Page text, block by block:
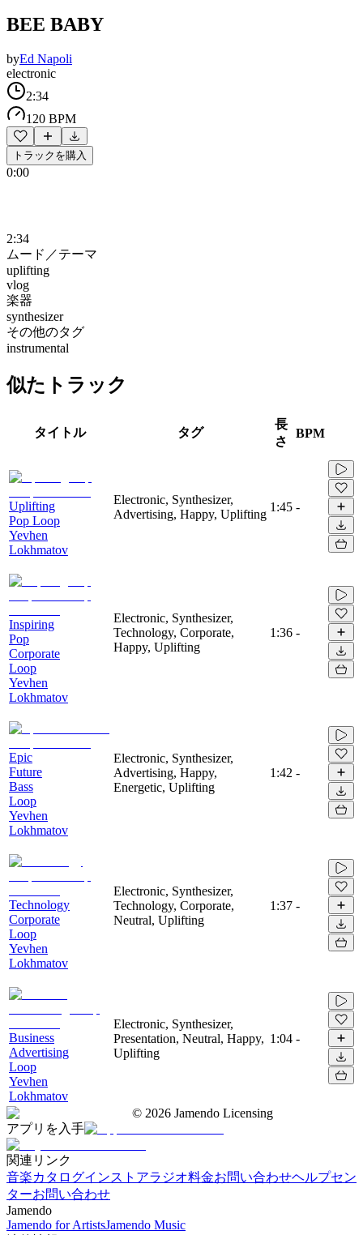
BEE BABY
byEd Napoli
electronic
2:34
120 BPM
トラックを購入
0:00
2:34
ムード／テーマ
uplifting
vlog
楽器
synthesizer
その他のタグ
instrumental
似たトラック
タイトル タグ
長
さ
BPM
Uplifting
Pop Loop
Yevhen
Lokhmatov
Electronic, Synthesizer,
Advertising, Happy, Uplifting
1:45 -
Inspiring
Pop
Corporate
Loop
Yevhen
Lokhmatov
Electronic, Synthesizer,
Technology, Corporate,
Happy, Uplifting
1:36 -
Epic
Future
Bass
Loop
Yevhen
Lokhmatov
Electronic, Synthesizer,
Advertising, Happy,
Energetic, Uplifting
1:42 -
Technology
Corporate
Loop
Yevhen
Lokhmatov
Electronic, Synthesizer,
Technology, Corporate,
Neutral, Uplifting
1:37 -
Business
Advertising
Loop
Yevhen
Lokhmatov
Electronic, Synthesizer,
Presentation, Neutral, Happy,
Uplifting
1:04 -
© 2026 Jamendo Licensing
アプリを入手
関連リンク
音楽カタログインストアラジオ料金お問い合わせヘルプセン
ターお問い合わせ
Jamendo
Jamendo for ArtistsJamendo Music